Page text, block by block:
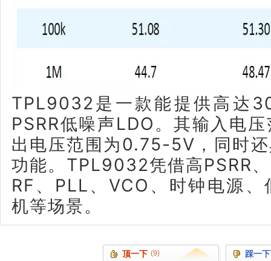
TPL9032是一款能提供高达
PSRR低噪声LDO。其输入电
出电压范围为0.75-5V，同时
功能。TPL9032凭借高PSRR
RF、PLL、VCO、时钟电源
机等场景。
顶一下 (9) 踩一下